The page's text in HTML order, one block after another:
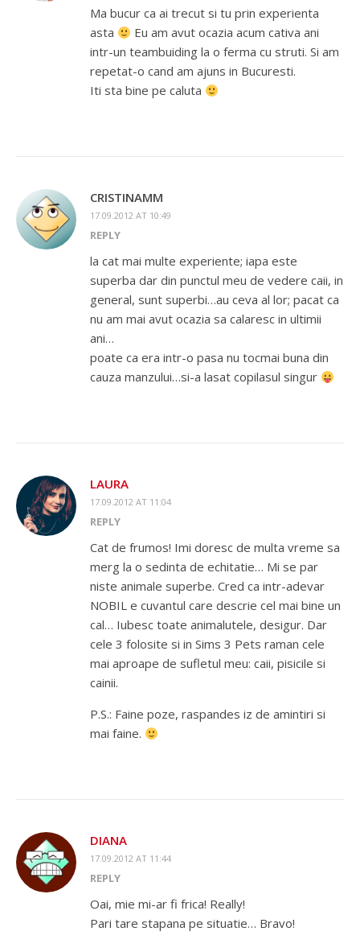
Ma bucur ca ai trecut si tu prin experienta
asta
Eu am avut ocazia acum cativa ani
intr-un teambuiding la o ferma cu struti. Si am
repetat-o cand am ajuns in Bucuresti.
Iti sta bine pe caluta
CRISTINAMM
17.09.2012 AT 10:49
REPLY
la cat mai multe experiente; iapa este
superba dar din punctul meu de vedere caii, in
general, sunt superbi…au ceva al lor; pacat ca
nu am mai avut ocazia sa calaresc in ultimii
ani…
poate ca era intr-o pasa nu tocmai buna din
cauza manzului…si-a lasat copilasul singur
LAURA
17.09.2012 AT 11:04
REPLY
Cat de frumos! Imi doresc de multa vreme sa
merg la o sedinta de echitatie… Mi se par
niste animale superbe. Cred ca intr-adevar
NOBIL e cuvantul care descrie cel mai bine un
cal… Iubesc toate animalutele, desigur. Dar
cele 3 folosite si in Sims 3 Pets raman cele
mai aproape de sufletul meu: caii, pisicile si
cainii.
P.S.: Faine poze, raspandes iz de amintiri si
mai faine.
DIANA
17.09.2012 AT 11:44
REPLY
Oai, mie mi-ar fi frica! Really!
Pari tare stapana pe situatie… Bravo!